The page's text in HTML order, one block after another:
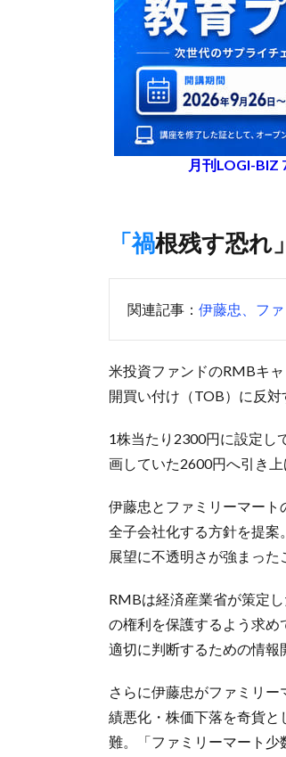
月刊LOGI-BIZ
「禍根残す
関連記事： 伊藤忠、フ
米投資ファンドのRMBキ
開買い付け（TOB）に反対
1株当たり2300円に設定し
画していた2600円へ引き上
伊藤忠とファミリーマー
全子会社化する方針を提
展望に不透明さが強まった
RMBは経済産業省が策定
の権利を保護するよう求
適切に判断するための情報
さらに伊藤忠がファミリ
績悪化・株価下落を奇貨
難。「ファミリーマート